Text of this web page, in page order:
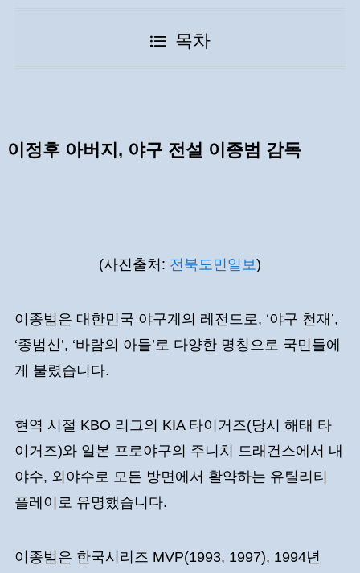
목차
이정후 아버지, 야구 전설 이종범 감독
(사진출처: 전북도민일보)
이종범은 대한민국 야구계의 레전드로, ‘야구 천재’,
‘종범신’, ‘바람의 아들’로 다양한 명칭으로 국민들에
게 불렸습니다.
현역 시절 KBO 리그의 KIA 타이거즈(당시 해태 타
이거즈)와 일본 프로야구의 주니치 드래건스에서 내
야수, 외야수로 모든 방면에서 활약하는 유틸리티
플레이로 유명했습니다.
이종범은 한국시리즈 MVP(1993, 1997), 1994년